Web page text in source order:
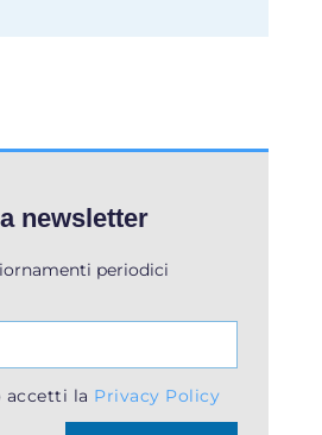
newsletter
periodici
accetti la Privacy Policy